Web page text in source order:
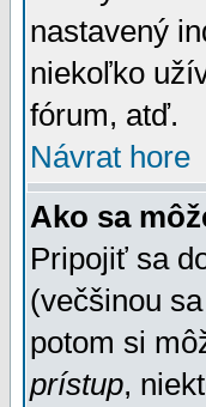
nastavený
niekoľko
fórum, atď.
Návrat hore
Ako sa
Pripojiť sa
(večšinou
potom si
prístup,